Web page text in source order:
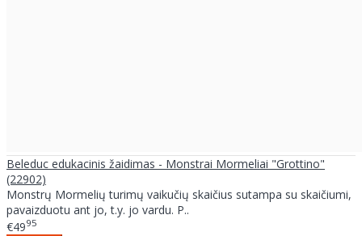
Beleduc edukacinis žaidimas - Monstrai Mormeliai "Grottino"
(22902)
Monstrų Mormelių turimų vaikučių skaičius sutampa su skaičiumi,
pavaizduotu ant jo, t.y. jo vardu. P..
€4995